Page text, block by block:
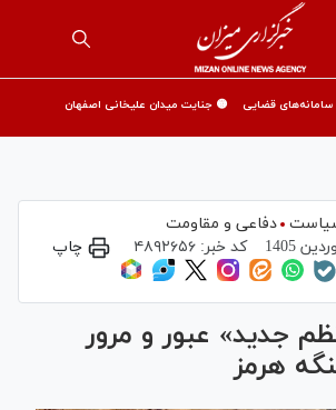
سامانه‌های قضایی 🟡 جنایت میدان علیخانی اصفهان
دفاعی و مقاومت
کد خبر:۴۸۹۲۶۵۶ چاپ
جدید» عبور و مرور
هرمز